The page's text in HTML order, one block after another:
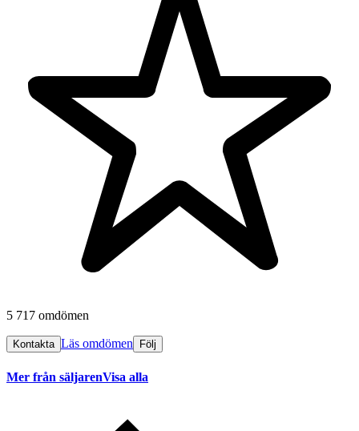
5 717 omdömen
Kontakta Läs omdömen Följ
Mer från säljarenVisa alla